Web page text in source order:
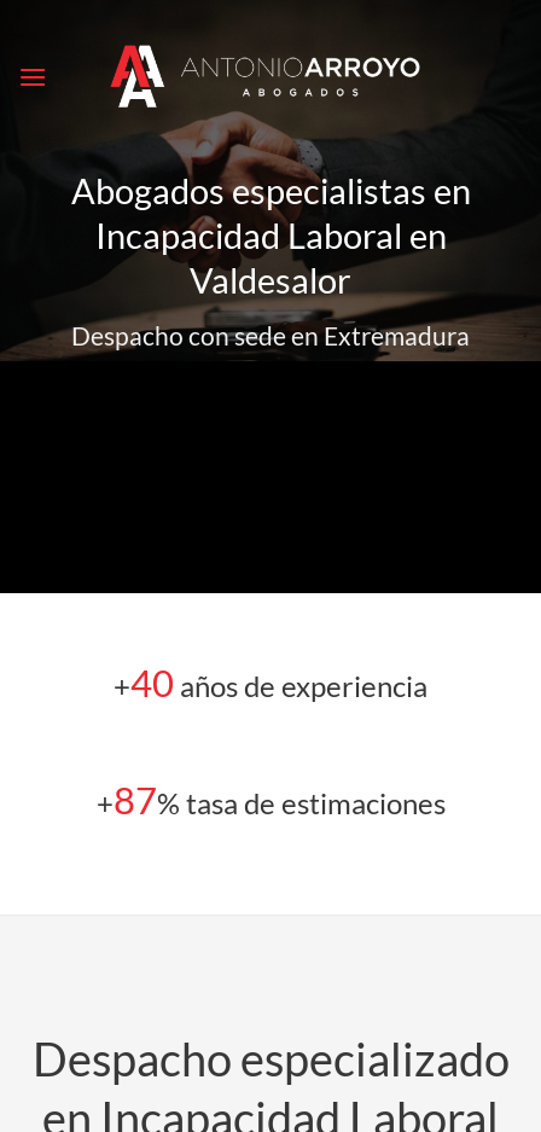
contenido
Abogados especialistas en
Incapacidad Laboral en
Valdesalor
Despacho con sede en Extremadura
+40 años de experiencia
+87% tasa de estimaciones
Despacho especializado
en Incapacidad Laboral